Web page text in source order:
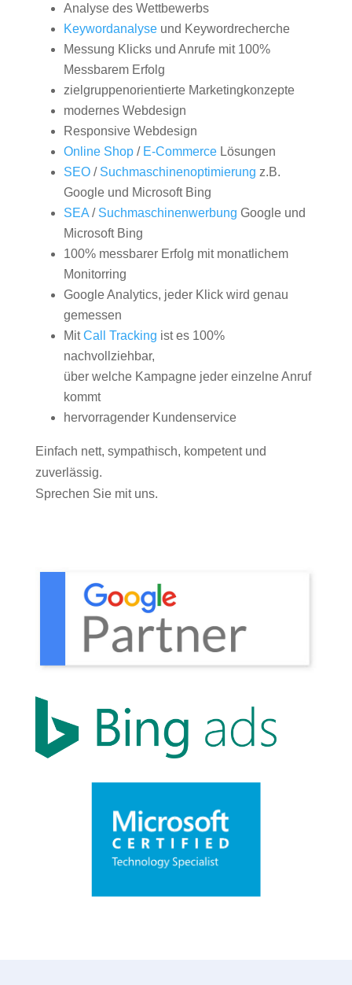
Analyse des Wettbewerbs
Keywordanalyseund Keywordrecherche
Messung Klicks und Anrufe mit 100%
Messbarem Erfolg
zielgruppenorientierte Marketingkonzepte
modernes Webdesign
Responsive Webdesign
Online Shop/ E-CommerceLösungen
SEO/ Suchmaschinenoptimierung z.B.
Google und Microsoft Bing
SEA/ Suchmaschinenwerbung Google und
Microsoft Bing
100% messbarer Erfolg mit monatlichem
Monitorring
Google Analytics, jeder Klick wird genau
gemessen
MitCall Tracking ist es 100%
nachvollziehbar,
über welche Kampagne jeder einzelne Anruf
kommt
hervorragender Kundenservice
Einfach nett, sympathisch, kompetent und
zuverlässig.
Sprechen Sie mit uns.